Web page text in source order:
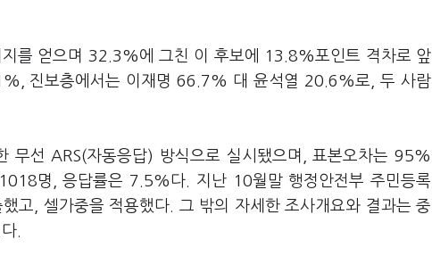
를 얻으며 32.3%에 그친 이 후보에 13.8%포인트 격차로 앞
진보층에서는 이재명 66.7% 대 윤석열 20.6%로, 두 사람
무선 ARS(자동응답) 방식으로 실시됐으며, 표본오차는 95%
명, 응답률은 7.5%다. 지난 10월말 행정안전부 주민등록
고, 셀가중을 적용했다. 그 밖의 자세한 조사개요와 결과는 중
.